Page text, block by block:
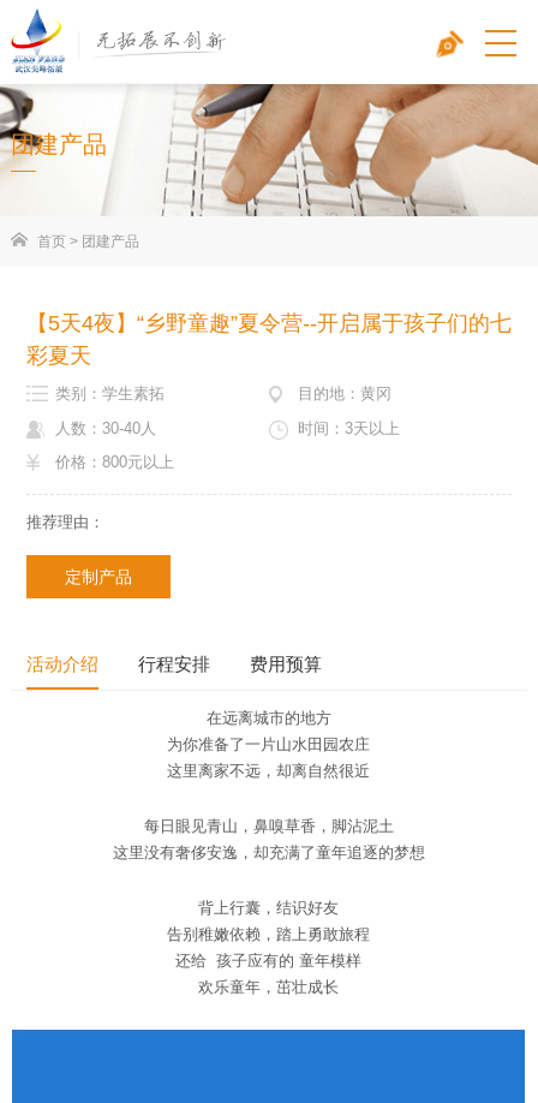
团建产品
首页> 团建产品
【5天4夜】“乡野童趣”夏令营--开启属于孩子们的七
彩夏天
类别：学生素拓
目的地：黄冈
人数：30-40人
时间：3天以上
价格：800元以上
推荐理由：
定制产品
活动介绍 行程安排 费用预算
在远离城市的地方
为你准备了一片山水田园农庄
这里离家不远，却离自然很近
每日眼见青山，鼻嗅草香，脚沾泥土
这里没有奢侈安逸，却充满了童年追逐的梦想
背上行囊，结识好友
告别稚嫩依赖，踏上勇敢旅程
还给 孩子应有的 童年模样
欢乐童年，茁壮成长